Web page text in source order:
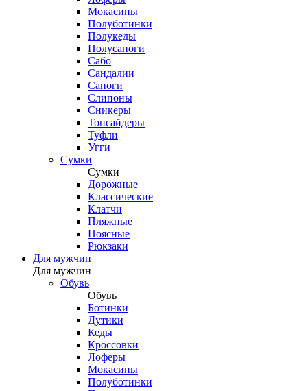
Мокасины
Полуботинки
Полукеды
Полусапоги
Сабо
Сандалии
Сапоги
Слипоны
Сникеры
Топсайдеры
Туфли
Угги
Сумки
Сумки
Дорожные
Классические
Клатчи
Пляжные
Поясные
Рюкзаки
Для мужчин
Для мужчин
Обувь
Обувь
Ботинки
Дутики
Кеды
Кроссовки
Лоферы
Мокасины
Полуботинки